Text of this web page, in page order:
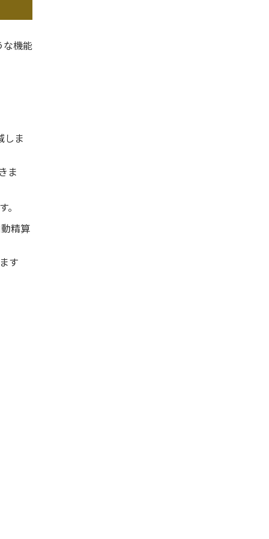
な機能
しま
ま
精算
す